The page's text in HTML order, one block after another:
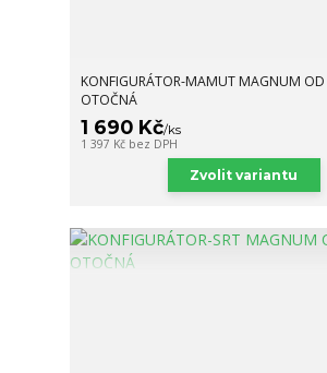
KONFIGURÁTOR-MAMUT MAGNUM OD
OTOČNÁ
1 690 Kč/ks
1 397 Kč bez DPH
Zvolit variantu